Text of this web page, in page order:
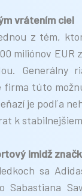
vrátením ciel
z tém,
miliónov EUR
Generálny
firma túto
je podľa
k
imidž
sa
Sabastiana